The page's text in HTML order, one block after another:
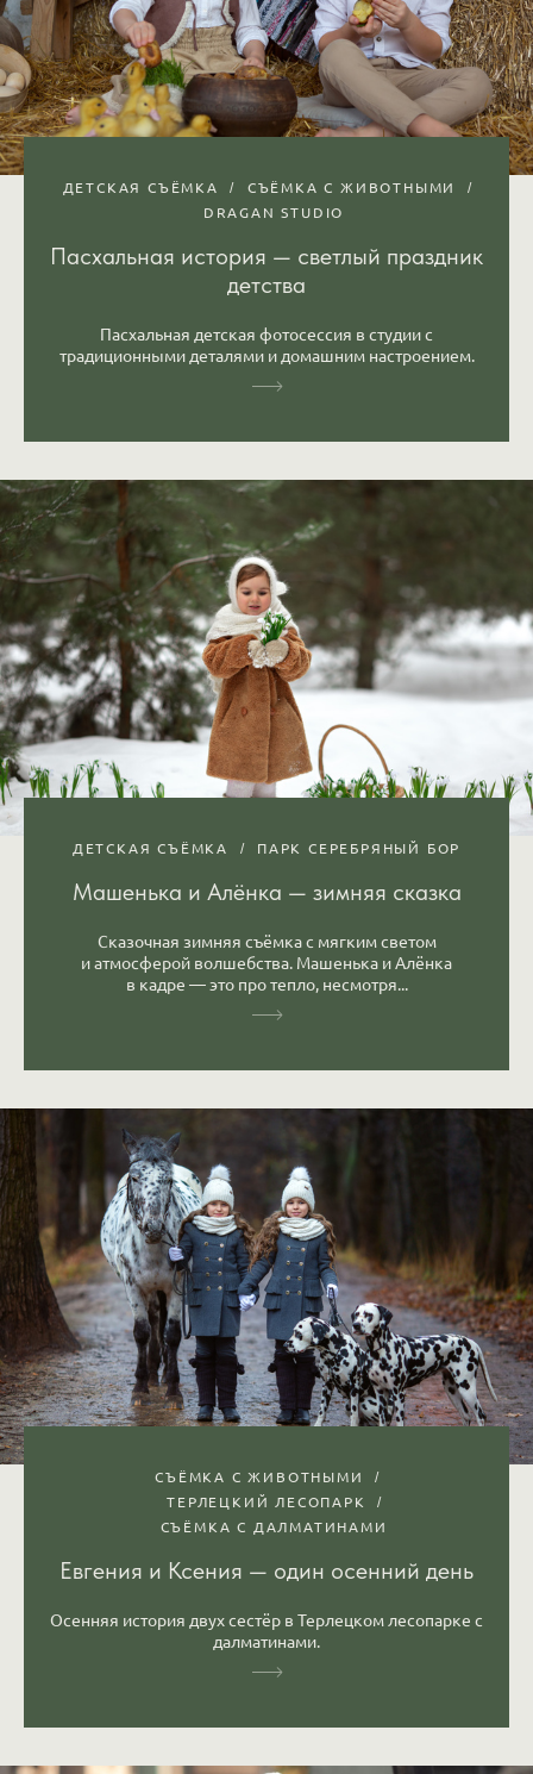
ДЕТСКАЯ СЪЁМКА
СЪЁМКА С ЖИВОТНЫМИ
DRAGAN STUDIO
Пасхальная история — светлый праздник
детства
Пасхальная детская фотосессия в студии с
традиционными деталями и домашним настроением.
ДЕТСКАЯ СЪЁМКА ПАРК СЕРЕБРЯНЫЙ БОР
Машенька и Алёнка — зимняя сказка
Сказочная зимняя съёмка с мягким светом
и атмосферой волшебства. Машенька и Алёнка
в кадре — это про тепло, несмотря...
СЪЁМКА С ЖИВОТНЫМИ
ТЕРЛЕЦКИЙ ЛЕСОПАРК
СЪЁМКА С ДАЛМАТИНАМИ
Евгения и Ксения — один осенний день
Осенняя история двух сестёр в Терлецком лесопарке с
далматинами.